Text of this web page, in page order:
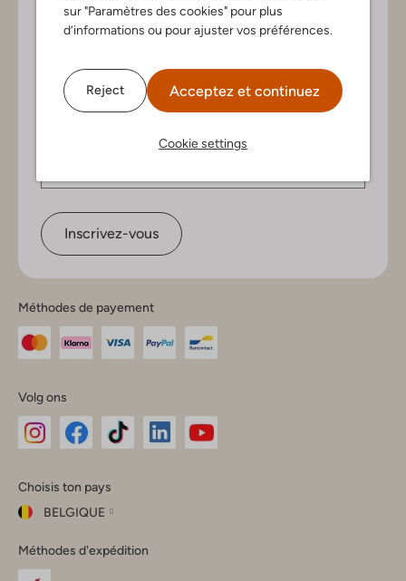
sur "Paramètres des cookies" pour plus
d’informations ou pour ajuster vos préférences.
Reject Acceptez et continuez
Cookie settings
Soyez le premier!
arrivants, des conseils de style et offres exclusives
Inscrivez-vous
Méthodes de payement
Volg ons
Instagram
Facebook
TikTok
Choisis ton pays
BELGIQUE
ton
pays
Fermer
Méthodes d'expédition